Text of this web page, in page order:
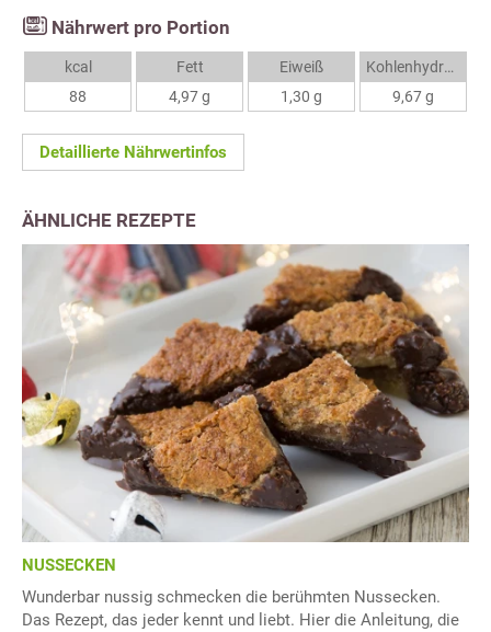
Nährwert pro Portion
kcal
88
Fett
4,97 g
Eiweiß
1,30 g
Kohlenhydrate
9,67 g
Detaillierte Nährwertinfos
ÄHNLICHE REZEPTE
NUSSECKEN
Wunderbar nussig schmecken die berühmten Nussecken.
Das Rezept, das jeder kennt und liebt. Hier die Anleitung, die